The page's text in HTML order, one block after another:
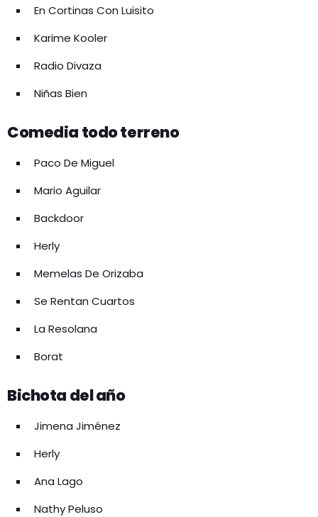
En Cortinas Con Luisito
Karime Kooler
Radio Divaza
Niñas Bien
Comedia todo terreno
Paco De Miguel
Mario Aguilar
Backdoor
Herly
Memelas De Orizaba
Se Rentan Cuartos
La Resolana
Borat
Bichota del año
Jimena Jiménez
Herly
Ana Lago
Nathy Peluso